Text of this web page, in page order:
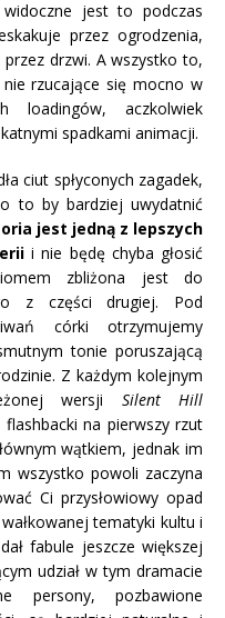
jest to podczas
przez ogrodzenia,
drzwi. A wszystko to,
rzucające się mocno w
loadingów, aczkolwiek
spadkami animacji.
ciut spłyconych zagadek,
to by bardziej uwydatnić
jest jedną z lepszych
i nie będę chyba głosić
zbliżona jest do
z części drugiej. Pod
córki otrzymujemy
tonie poruszającą
Z każdym kolejnym
wersji Silent Hill
na pierwszy rzut
wątkiem, jednak im
wszystko powoli zaczyna
Ci przysłowiowy opad
tematyki kultu i
fabule jeszcze większej
udział w tym dramacie
persony, pozbawione